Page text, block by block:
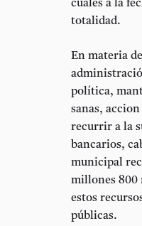
cuales a la
totalidad.
En materia
política,
sanas,
recurrir a la
bancarios,
municipal
millones 800
estos
públicas.